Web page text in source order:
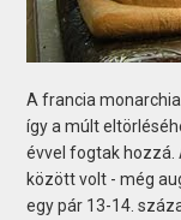
A francia
így a múlt
évvel fogtak
között volt - még
egy pár 13-14.